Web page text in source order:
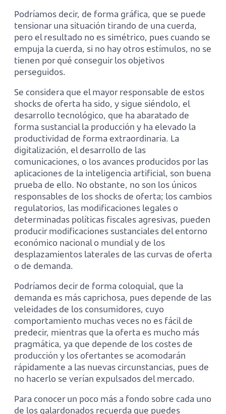
Podríamos decir, de forma gráfica, que se puede
tensionar una situación tirando de una cuerda,
pero el resultado no es simétrico, pues cuando se
empuja la cuerda, si no hay otros estímulos, no se
tienen por qué conseguir los objetivos
perseguidos.
Se considera que el mayor responsable de estos
shocks de oferta ha sido, y sigue siéndolo, el
desarrollo tecnológico, que ha abaratado de
forma sustancial la producción y ha elevado la
productividad de forma extraordinaria. La
digitalización, el desarrollo de las
comunicaciones, o los avances producidos por las
aplicaciones de la inteligencia artificial, son buena
prueba de ello. No obstante, no son los únicos
responsables de los shocks de oferta; los cambios
regulatorios, las modificaciones legales o
determinadas políticas fiscales agresivas, pueden
producir modificaciones sustanciales del entorno
económico nacional o mundial y de los
desplazamientos laterales de las curvas de oferta
o de demanda.
Podríamos decir de forma coloquial, que la
demanda es más caprichosa, pues depende de las
veleidades de los consumidores, cuyo
comportamiento muchas veces no es fácil de
predecir, mientras que la oferta es mucho más
pragmática, ya que depende de los costes de
producción y los ofertantes se acomodarán
rápidamente a las nuevas circunstancias, pues de
no hacerlo se verían expulsados del mercado.
Para conocer un poco más a fondo sobre cada uno
de los galardonados recuerda que puedes